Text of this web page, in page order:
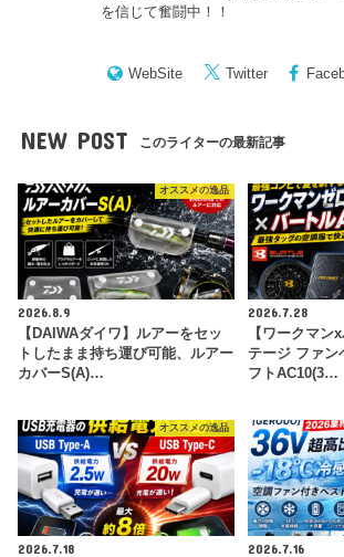
を信じて奮闘中！！
WebSite Twitter
NEW POST このライターの最新記事
オススメの逸品
2026.8.9
【DAIWAダイワ】ルアーをセッ
トしたまま持ち運び可能、ルアー
カバーS(A)…
2026.7.28
【ワークマン
テージ ファン
フトAC10(3…
オススメの逸品
2026.7.18
2026.7.16